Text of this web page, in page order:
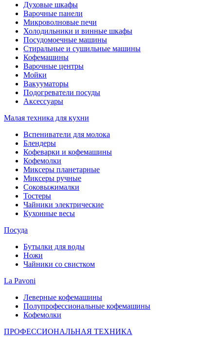
Духовые шкафы
Варочные панели
Микроволновые печи
Холодильники и винные шкафы
Посудомоечные машины
Стиральные и сушильные машины
Кофемашины
Варочные центры
Мойки
Вакууматоры
Подогреватели посуды
Аксессуары
Малая техника для кухни
Вспениватели для молока
Блендеры
Кофеварки и кофемашины
Кофемолки
Миксеры планетарные
Миксеры ручные
Соковыжималки
Тостеры
Чайники электрические
Кухонные весы
Посуда
Бутылки для воды
Ножи
Чайники со свистком
La Pavoni
Леверные кофемашины
Полупрофессиональные кофемашины
Кофемолки
ПРОФЕССИОНАЛЬНАЯ ТЕХНИКА